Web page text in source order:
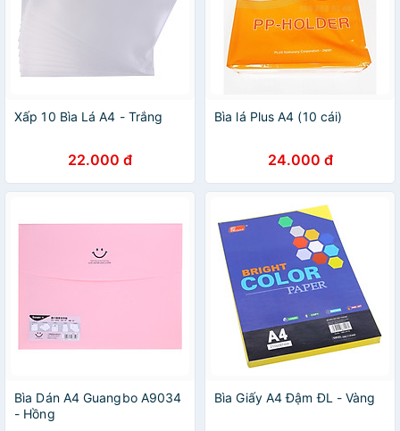
Xấp 10 Bìa Lá A4 - Trắng
22.000 đ
Bìa lá Plus A4 (10 cái)
24.000 đ
Bìa Dán A4 Guangbo A9034
- Hồng
Bìa Giấy A4 Đậm ĐL - Vàng